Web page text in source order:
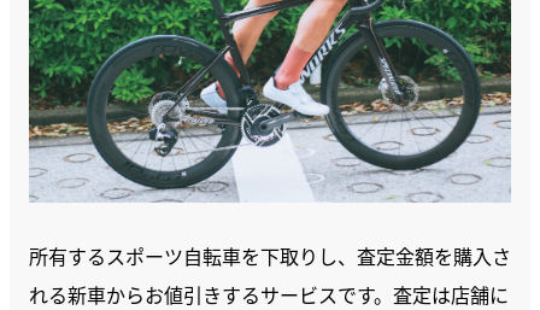
所有するスポーツ自転車を下取りし、査定金額を購入さ
れる新車からお値引きするサービスです。査定は店舗に